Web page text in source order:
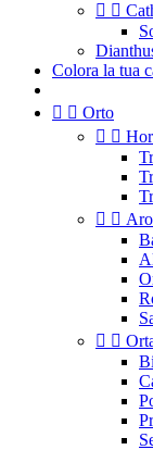
 
Colora la tua
  Orto
 
 
 